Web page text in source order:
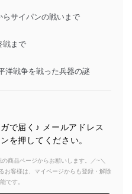
らサイパンの戦いまで
戦まで
洋戦争を戦った兵器の謎
で届く♪ メールアドレス
を押してください。
商品ページからお願いします。／~＼
お客様は、マイページからも登録・解除
です。